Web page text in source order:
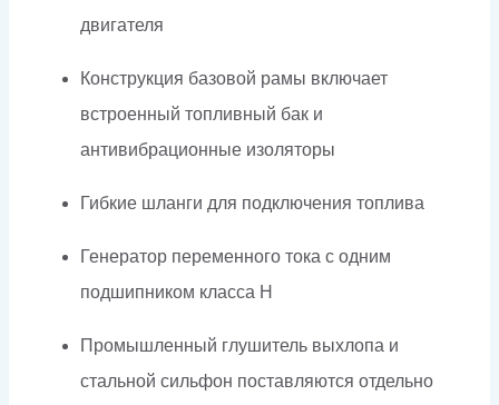
двигателя
Конструкция базовой рамы включает
встроенный топливный бак и
антивибрационные изоляторы
Гибкие шланги для подключения топлива
Генератор переменного тока с одним
подшипником класса H
Промышленный глушитель выхлопа и
стальной сильфон поставляются отдельно